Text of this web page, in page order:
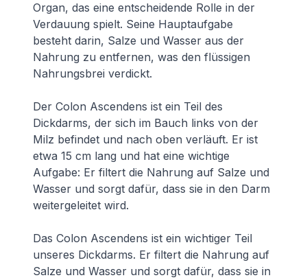
Organ, das eine entscheidende Rolle in der
Verdauung spielt. Seine Hauptaufgabe
besteht darin, Salze und Wasser aus der
Nahrung zu entfernen, was den flüssigen
Nahrungsbrei verdickt.
Der Colon Ascendens ist ein Teil des
Dickdarms, der sich im Bauch links von der
Milz befindet und nach oben verläuft. Er ist
etwa 15 cm lang und hat eine wichtige
Aufgabe: Er filtert die Nahrung auf Salze und
Wasser und sorgt dafür, dass sie in den Darm
weitergeleitet wird.
Das Colon Ascendens ist ein wichtiger Teil
unseres Dickdarms. Er filtert die Nahrung auf
Salze und Wasser und sorgt dafür, dass sie in